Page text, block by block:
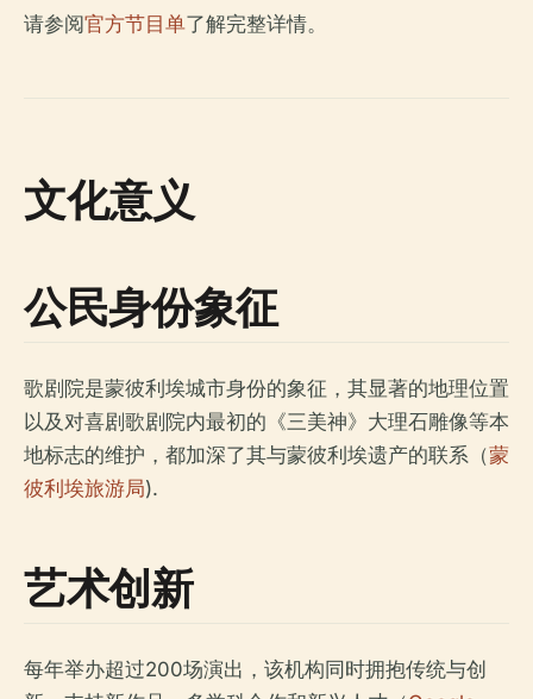
请参阅官方节目单了解完整详情。
文化意义
公民身份象征
歌剧院是蒙彼利埃城市身份的象征，其显著的地理位置
以及对喜剧歌剧院内最初的《三美神》大理石雕像等本
地标志的维护，都加深了其与蒙彼利埃遗产的联系（蒙
彼利埃旅游局).
艺术创新
每年举办超过200场演出，该机构同时拥抱传统与创